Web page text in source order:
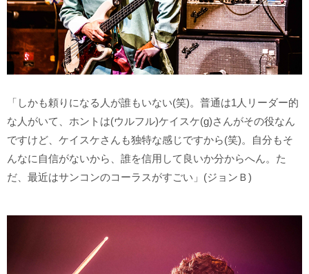
「しかも頼りになる人が誰もいない(笑)。普通は1人リーダー的
な人がいて、ホントは(ウルフル)ケイスケ(g)さんがその役なん
ですけど、ケイスケさんも独特な感じですから(笑)。自分もそ
んなに自信がないから、誰を信用して良いか分からへん。た
だ、最近はサンコンのコーラスがすごい」(ジョンＢ)